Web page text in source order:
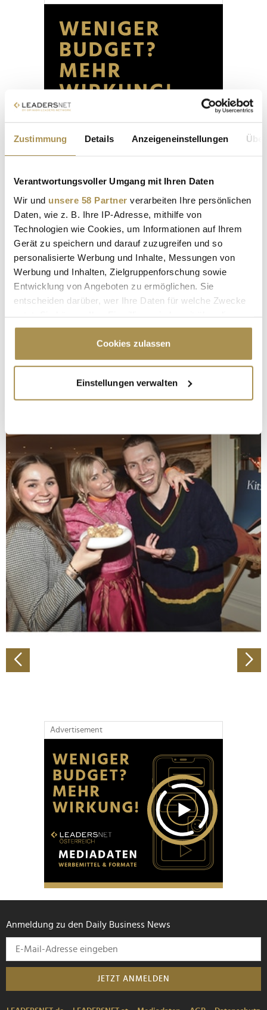
Zustimmung Details Anzeigeneinstellungen
Verantwortungsvoller Umgang mit Ihren Daten
Wir und unsere 58 Partner verarbeiten Ihre persönlichen
Daten, wie z. B. Ihre IP-Adresse, mithilfe von
Technologien wie Cookies, um Informationen auf Ihrem
Gerät zu speichern und darauf zuzugreifen und so
personalisierte Werbung und Inhalte, Messungen von
Werbung und Inhalten, Zielgruppenforschung sowie
Entwicklung von Angeboten zu ermöglichen. Sie
entscheiden darüber, wer Ihre Daten für welche Zwecke
Cookie-Erklärung oder durch Klicken auf das Privacy
Trigger Symbol ändern oder widerrufen
Informationen über Ihre geografische Lage
erfassen, welche bis auf einige Meter genau sein
bestimmten Merkmalen (Fingerprinting) identifizieren
Erfahren Sie mehr darüber, wie Ihre persönlichen Daten
verarbeitet werden, und legen Sie Ihre Präferenzen im
Abschnitt Einzelheitenfest.
Wir verwenden Cookies, um Inhalte und Anzeigen zu
personalisieren, Funktionen für soziale Medien anbieten
zu können und die Zugriffe auf unsere Website zu
analysieren. Außerdem geben wir Informationen zu Ihrer
Verwendung unserer Website an unsere Partner für
soziale Medien, Werbung und Analysen weiter. Unsere
Partner führen diese Informationen möglicherweise mit
weiteren Daten zusammen, die Sie ihnen bereitgestellt
haben oder die sie im Rahmen Ihrer Nutzung der Dienste
gesammelt haben.
Cookies zulassen
Einstellungen verwalten
Advertisement
Anmeldung zu den Daily Business News
JETZT ANMELDEN